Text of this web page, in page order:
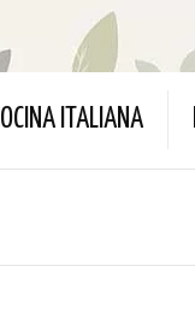
ITALIANA